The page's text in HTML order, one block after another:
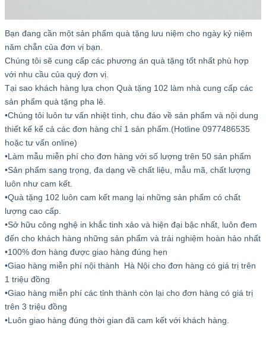
Bạn đang cần một sản phẩm quà tặng lưu niệm cho ngày kỷ niệm
năm chẵn của đơn vị bạn.
Chúng tôi sẽ cung cấp các phương án quà tặng tốt nhất phù hợp
với nhu cầu của quý đơn vị.
Tại sao khách hàng lựa chọn Quà tặng 102 làm nhà cung cấp các
sản phẩm quà tặng pha lê.
•Chúng tôi luôn tư vấn nhiệt tình, chu đáo về sản phẩm và nội dung
thiết kế kể cả các đơn hàng chỉ 1 sản phẩm.(Hotline 0977486535
hoặc tư vấn online)
•Làm mẫu miễn phí cho đơn hàng với số lượng trên 50 sản phẩm
•Sản phẩm sang trọng, đa dạng về chất liệu, mẫu mã, chất lượng
luôn như cam kết.
•Quà tặng 102 luôn cam kết mang lại những sản phẩm có chất
lượng cao cấp.
•Sở hữu công nghệ in khắc tinh xảo và hiện đại bậc nhất, luôn đem
đến cho khách hàng những sản phẩm và trải nghiệm hoàn hảo nhất
•100% đơn hàng được giao hàng đúng hẹn
•Giao hàng miễn phí nội thành Hà Nội cho đơn hàng có giá trị trên
1 triệu đồng
•Giao hàng miễn phí các tỉnh thành còn lại cho đơn hàng có giá trị
trên 3 triệu đồng
•Luôn giao hàng đúng thời gian đã cam kết với khách hàng.